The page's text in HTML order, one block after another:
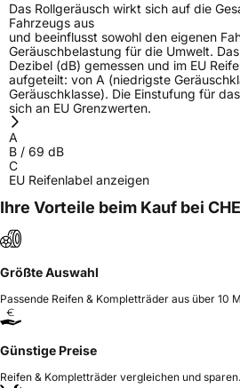
Das Rollgeräusch wirkt sich auf die
Fahrzeugs aus
und beeinflusst sowohl den eigenen
Geräuschbelastung für die Umwelt.
Dezibel (dB) gemessen und im EU
aufgeteilt: von A (niedrigste
Geräuschklasse). Die Einstufung für
sich an EU Grenzwerten.
A
B / 69 dB
C
EU Reifenlabel anzeigen
Ihre Vorteile beim Kauf bei
Größte Auswahl
Passende Reifen & Kompletträder aus über 10
Günstige Preise
Reifen & Kompletträder vergleichen und sparen.